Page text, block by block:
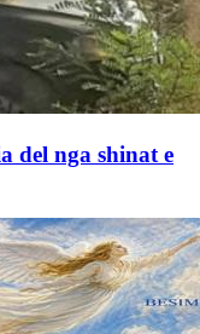
del nga shinat e